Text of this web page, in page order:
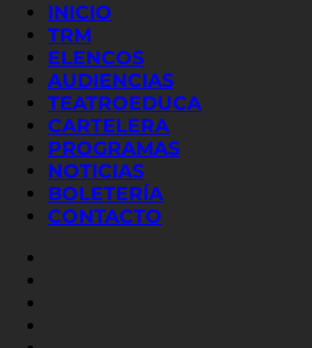
INICIO
TRM
ELENCOS
AUDIENCIAS
TEATROEDUCA
CARTELERA
PROGRAMAS
NOTICIAS
BOLETERÍA
CONTACTO